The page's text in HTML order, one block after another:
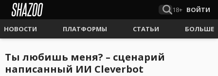
18+ ВОЙТИ
НОВОСТИ ПЛАТФОРМЫ СТАТЬИ БОЛЬШЕ
Ты любишь меня? – сценарий
написанный ИИ Cleverbot